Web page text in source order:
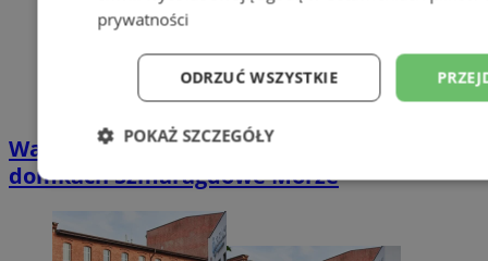
Wakacyjny wypoczynek nad Bałtykiem w
domkach Szmaragdowe Morze
prywatności
ODRZUĆ WSZYSTKIE
POKAŻ SZCZEGÓŁY
Niezbędne Wydajność